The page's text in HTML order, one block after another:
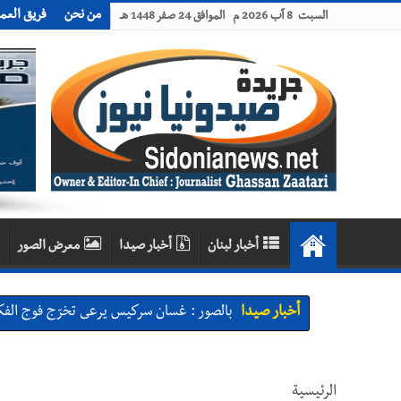
السبت 8 آب 2026 م الموافق 24 صفر 1448 هـ من نحن فريق
أخبار لبنان أخبار صيدا معرض الصور
أخبار صيدا بالصور : غسان سركيس يرعى تخرّج فوج
الرئيسية